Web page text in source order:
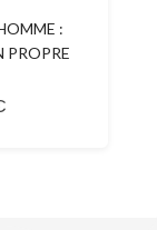
:
PROPRE